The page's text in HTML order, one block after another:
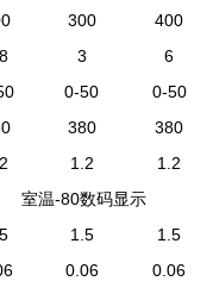
300
400
3
6
0-50
0-50
380
380
1.2
1.2
室温-80数码显示
1.5
1.5
0.06 0.06